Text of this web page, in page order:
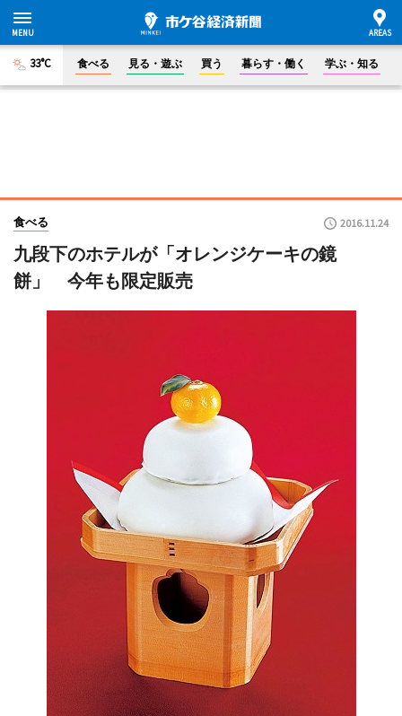
33°C 食べる 見る・遊ぶ 買う 暮らす・働く 学ぶ・知る
食べる 2016.11.24
九段下のホテルが「オレンジケーキの鏡
餅」 今年も限定販売